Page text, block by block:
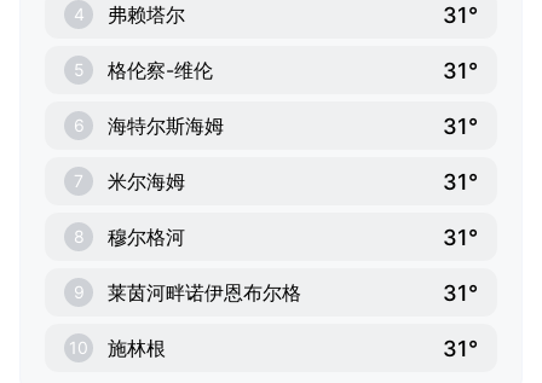
4 弗赖塔尔 31°
5 格伦察-维伦 31°
6 海特尔斯海姆 31°
7 米尔海姆 31°
8 穆尔格河 31°
9 莱茵河畔诺伊恩布尔格 31°
10 施林根 31°